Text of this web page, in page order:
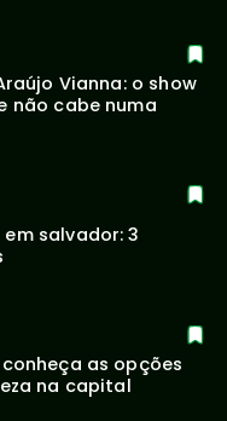
Vianna: o show
não cabe numa
salvador: 3
as opções
na capital